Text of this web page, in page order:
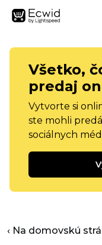
Všetko,
predaj
Vytvorte si
ste mohli
sociálnych
‹ Na domovskú